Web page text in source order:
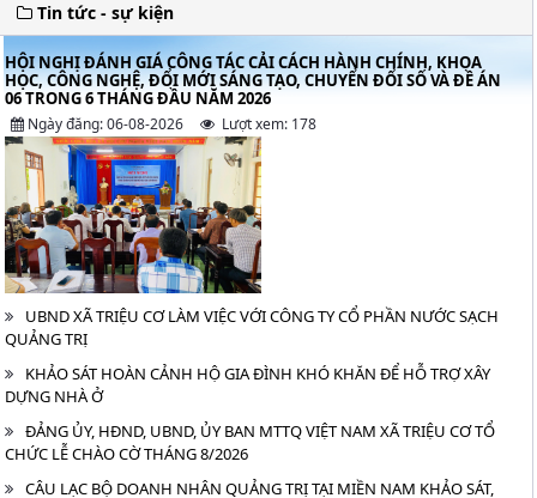
Tin tức - sự kiện
HỘI NGHỊ ĐÁNH GIÁ CÔNG TÁC CẢI CÁCH HÀNH CHÍNH, KHOA
HỌC, CÔNG NGHỆ, ĐỔI MỚI SÁNG TẠO, CHUYỂN ĐỔI SỐ VÀ ĐỀ ÁN
06 TRONG 6 THÁNG ĐẦU NĂM 2026
Ngày đăng: 06-08-2026 Lượt xem: 178
UBND XÃ TRIỆU CƠ LÀM VIỆC VỚI CÔNG TY CỔ PHẦN NƯỚC SẠCH
QUẢNG TRỊ
KHẢO SÁT HOÀN CẢNH HỘ GIA ĐÌNH KHÓ KHĂN ĐỂ HỖ TRỢ XÂY
DỰNG NHÀ Ở
ĐẢNG ỦY, HĐND, UBND, ỦY BAN MTTQ VIỆT NAM XÃ TRIỆU CƠ TỔ
CHỨC LỄ CHÀO CỜ THÁNG 8/2026
CÂU LẠC BỘ DOANH NHÂN QUẢNG TRỊ TẠI MIỀN NAM KHẢO SÁT,